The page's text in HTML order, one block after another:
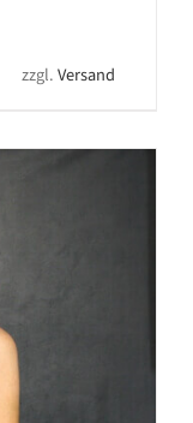
zzgl.Versand